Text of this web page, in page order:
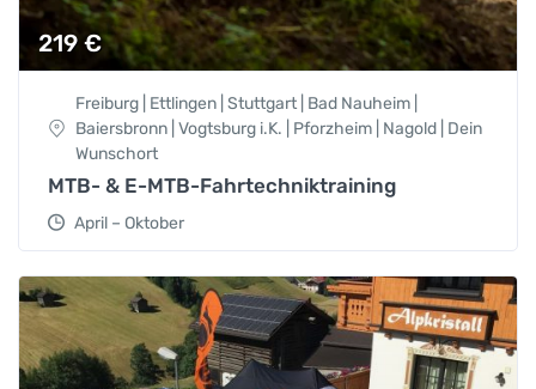
219 €
Freiburg | Ettlingen | Stuttgart | Bad Nauheim |
Baiersbronn | Vogtsburg i.K. | Pforzheim | Nagold | Dein
Wunschort
MTB- & E-MTB-Fahrtechniktraining
April – Oktober